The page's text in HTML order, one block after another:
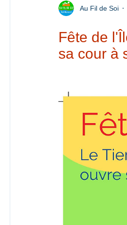
Au Fil de Soi
Fête de
sa cour à